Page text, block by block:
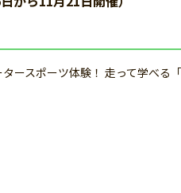
ースポーツ体験！ 走って学べる